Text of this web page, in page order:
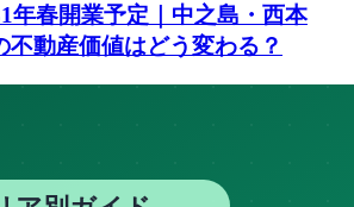
年春開業予定｜中之島・西本
不動産価値はどう変わる？